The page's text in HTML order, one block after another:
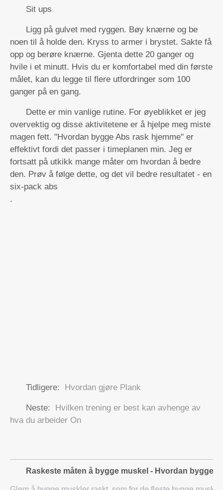
Sit ups
Ligg på gulvet med ryggen. Bøy knærne og be
noen til å holde den. Kryss to armer i brystet. Sakte få
opp og berøre knærne. Gjenta dette 20 ganger og
hvile i et minutt. Hvis du er komfortabel med din første
målet, kan du legge til flere utfordringer som 100
ganger på en gang.
Dette er min vanlige rutine. For øyeblikket er jeg
overvektig og disse aktivitetene er å hjelpe meg miste
magen fett. "Hvordan bygge Abs rask hjemme" er
effektivt fordi det passer i timeplanen min. Jeg er
fortsatt på utkikk mange måter om hvordan å bedre
den. Prøv å følge dette, og det vil bedre resultatet - en
six-pack abs
.
Tidligere: Hvordan gjøre Plank
Neste:
Hvilken trening er best kan avhenge av
hva du arbeider On
Raskeste måten å bygge muskel - Hvordan bygge